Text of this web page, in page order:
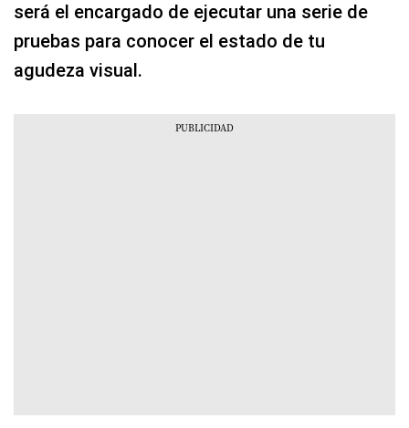
será el encargado de ejecutar una serie de
pruebas para conocer el estado de tu
agudeza visual.